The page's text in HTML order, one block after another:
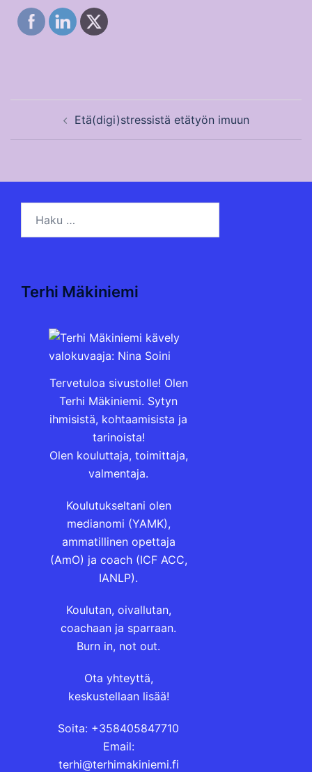
navigationEtä(digi)stressistä etätyön imuun
Terhi Mäkiniemi
Tervetuloa sivustolle! Olen
Terhi Mäkiniemi. Sytyn
ihmisistä, kohtaamisista ja
tarinoista!
Olen kouluttaja, toimittaja,
valmentaja.
Koulutukseltani olen
medianomi (YAMK),
ammatillinen opettaja
(AmO) ja coach (ICF ACC,
IANLP).
Koulutan, oivallutan,
coachaan ja sparraan.
Burn in, not out.
Ota yhteyttä,
keskustellaan lisää!
Soita: +358405847710
Email:
terhi@terhimakiniemi.fi